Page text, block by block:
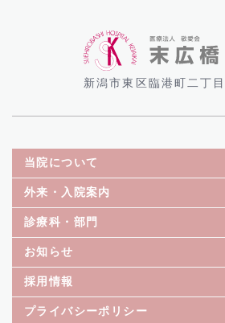
新潟市東区臨港町二丁
当院について
外来・入院案内
診療科・部門
お知らせ
採用情報
プライバシーポリシー